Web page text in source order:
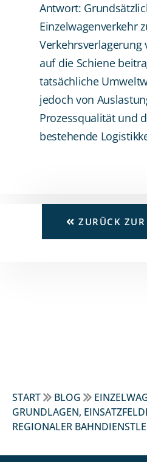
Antwort:
Einzelwagenverkehr
Verkehrsverlagerung
auf die Schiene
tatsächliche
jedoch von
Prozessqualität und
bestehende
ZURÜCK
START BLOG
GRUNDLAGEN,
REGIONALER